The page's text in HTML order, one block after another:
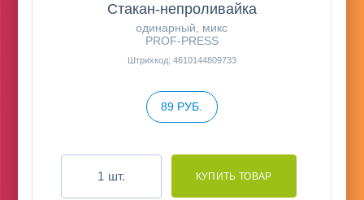
Стакан-непроливайка
одинарный, микс
PROF-PRESS
Штрихкод: 4610144809733
89 РУБ.
шт.